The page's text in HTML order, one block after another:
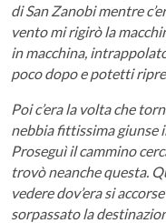
di San Zanobi mentre
vento mi rigirò la
in macchina,
poco dopo e potetti
Poi c’era la volta che
nebbia fittissima giunse
Proseguì il cammino
trovò neanche questa.
vedere dov’era si
sorpassato la